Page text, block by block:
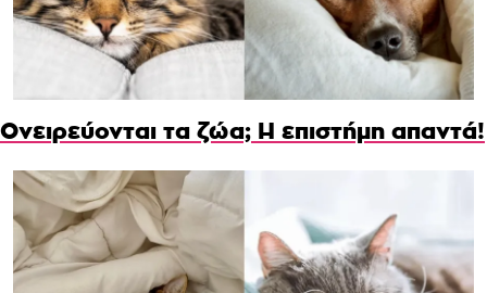
Ονειρεύονται τα ζώα; Η επιστήμη απαντά!